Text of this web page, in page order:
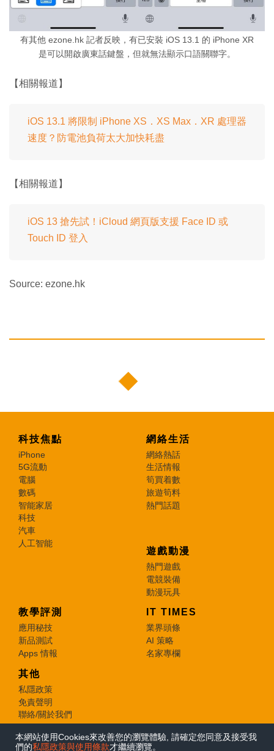
本網站使用Cookies來改善您的瀏覽體驗, 請確定您同意及接受我
們的私隱政策與使用條款才繼續瀏覽。
有其他 ezone.hk 記者反映，有已安裝 iOS 13.1 的 iPhone XR
是可以開啟廣東話鍵盤，但就無法顯示口語關聯字。
【相關報道】
iOS 13.1 將限制 iPhone XS．XS Max．XR 處理器
速度？防電池負荷太大加快耗盡
【相關報道】
iOS 13 搶先試！iCloud 網頁版支援 Face ID 或
Touch ID 登入
Source: ezone.hk
科技焦點
iPhone
5G流動
電腦
數碼
智能家居
科技
汽車
人工智能
網絡生活
網絡熱話
生活情報
筍買着數
旅遊筍料
熱門話題
遊戲動漫
熱門遊戲
電競裝備
動漫玩具
教學評測
應用秘技
新品測試
Apps 情報
IT TIMES
業界頭條
AI 策略
名家專欄
其他
私隱政策
免責聲明
聯絡/關於我們
© 2026 e-zone. All Rights Reserved.